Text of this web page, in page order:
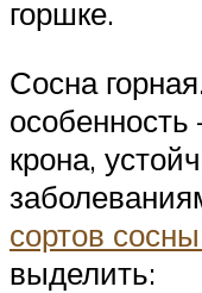
горшке.
Сосна
крона,
сортов
выделить: